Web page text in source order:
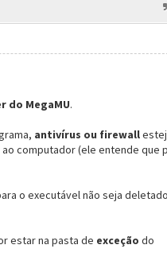
do MegaMU.
antivírus ou firewall
ao computador (ele entende que
o executável não seja deletado
estar na pasta de exceção do